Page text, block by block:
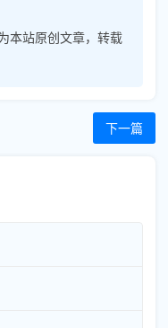
本站原创文章，转载
下一篇